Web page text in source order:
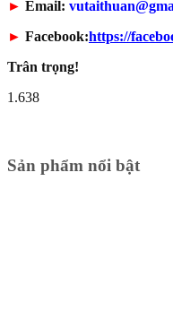
► Email:
► Facebook:https://
Trân trọng!
1.638
Sản phẩm nổi bật